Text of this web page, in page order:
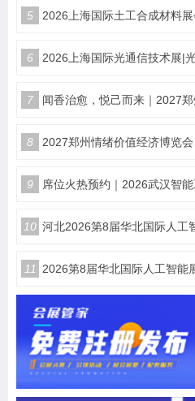
5 2026上海国际土工合成材料展会|土工膜、
6 2026上海国际光通信技术展|光纤光
7 闻香治愈，悦己而来｜2027郑州
8 2027郑州情绪价值经济博览
9 席位火热预约｜2026武汉智能工
10 河北2026第8届华北国际人工
11 2026第8届华北国际人工智能